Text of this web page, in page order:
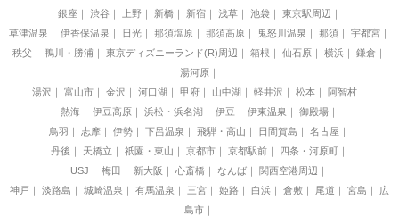
銀座
渋谷 上野 新橋 新宿 浅草 池袋
東京駅周辺
草津温泉
伊香保温泉 日光 那須塩原 那須高原 鬼怒川温泉 那須
宇都宮
秩父
鴨川・勝浦 東京ディズニーランド(R)周辺 箱根 仙石原 横浜
鎌倉
湯河原
湯沢
富山市 金沢 河口湖 甲府 山中湖 軽井沢 松本
阿智村
熱海
伊豆高原 浜松・浜名湖 伊豆 伊東温泉
御殿場
鳥羽
志摩 伊勢 下呂温泉 飛騨・高山 日間賀島
名古屋
丹後
天橋立 祇園・東山 京都市 京都駅前
四条・河原町
USJ
梅田 新大阪 心斎橋 なんば
関西空港周辺
神戸
淡路島 城崎温泉 有馬温泉 三宮 姫路 白浜 倉敷 尾道 宮島
広
島市